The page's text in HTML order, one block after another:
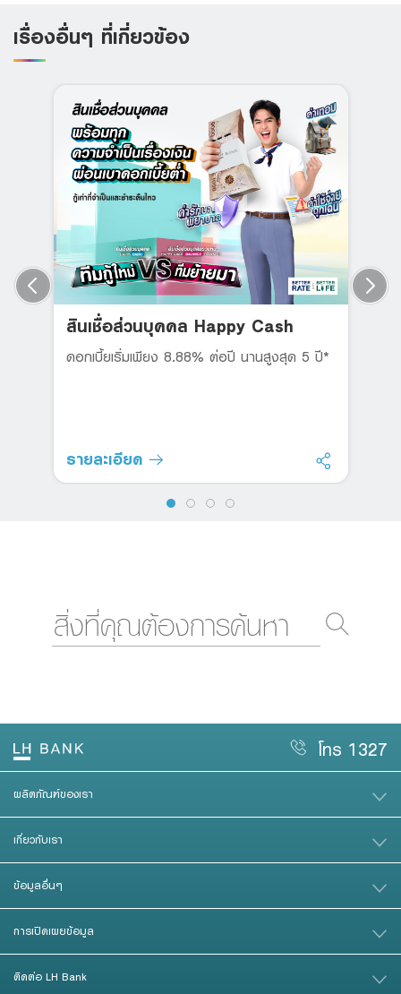
เรื่องอื่นๆ ที่เกี่ยวข้อง
สินเชื่อส่วนบุคคล Happy Cash
ดอกเบี้ยเริ่มเพียง 8.88% ต่อปี นานสูงสุด 5 ปี*
รายละเอียด
โทร 1327
ผลิตภัณฑ์ของเรา
เกี่ยวกับเรา
ข้อมูลอื่นๆ
การเปิดเผยข้อมูล
ติดต่อ LH Bank